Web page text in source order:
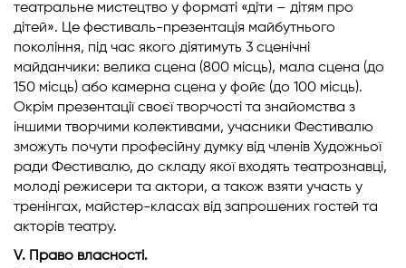
театральне мистецтво у форматі «діти – дітям про
дітей». Це фестиваль-презентація майбутнього
покоління, під час якого діятимуть 3 сценічні
майданчики: велика сцена (800 місць), мала сцена (до
150 місць) або камерна сцена у фойє (до 100 місць).
Окрім презентації своєї творчості та знайомства з
іншими творчими колективами, учасники Фестивалю
зможуть почути професійну думку від членів Художньої
ради Фестивалю, до складу якої входять театрознавці,
молоді режисери та актори, а також взяти участь у
тренінгах, майстер-класах від запрошених гостей та
акторів театру.
V. Право власності.